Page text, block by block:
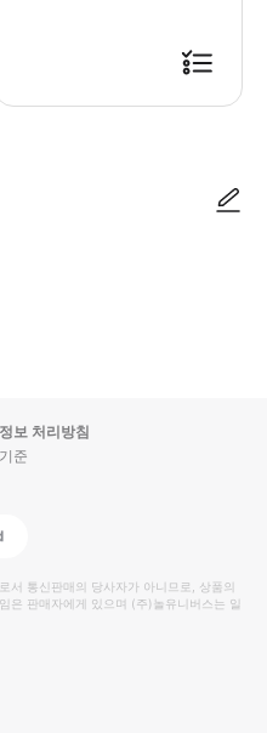
보 처리방침
준
서 통신판매의 당사자가 아니므로, 상품의
은 판매자에게 있으며 (주)놀유니버스는 일